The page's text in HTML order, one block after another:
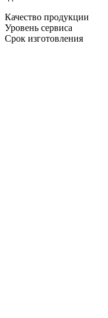
Качество продукции
Уровень сервиса
Срок изготовления